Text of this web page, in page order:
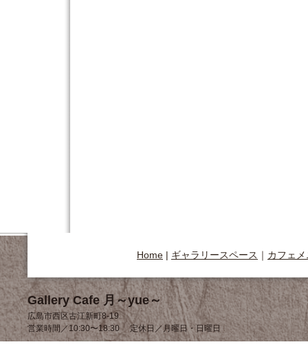
Home | ギャラリースペース ｜ カフェ
Gallery Cafe 月～yue～
広島市西区古江新町8-19
営業時間／10:30〜18:30 定休日／月曜日・日曜日